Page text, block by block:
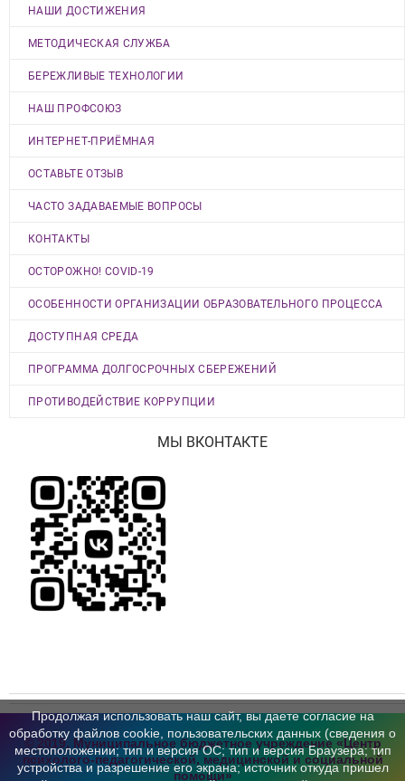
НАШИ ДОСТИЖЕНИЯ
МЕТОДИЧЕСКАЯ СЛУЖБА
БЕРЕЖЛИВЫЕ ТЕХНОЛОГИИ
НАШ ПРОФСОЮЗ
ИНТЕРНЕТ-ПРИЁМНАЯ
ОСТАВЬТЕ ОТЗЫВ
ЧАСТО ЗАДАВАЕМЫЕ ВОПРОСЫ
КОНТАКТЫ
ОСТОРОЖНО! COVID-19
ОСОБЕННОСТИ ОРГАНИЗАЦИИ ОБРАЗОВАТЕЛЬНОГО ПРОЦЕССА
ДОСТУПНАЯ СРЕДА
ПРОГРАММА ДОЛГОСРОЧНЫХ СБЕРЕЖЕНИЙ
ПРОТИВОДЕЙСТВИЕ КОРРУПЦИИ
МЫ ВКОНТАКТЕ
© 2019, Муниципальное бюджетное учреждение «Центр
психолого-педагогической, медицинской и социальной
помощи»
Продолжая использовать наш сайт, вы даете согласие на
обработку файлов cookie, пользовательских данных (сведения о
местоположении; тип и версия ОС; тип и версия Браузера; тип
устройства и разрешение его экрана; источник откуда пришел